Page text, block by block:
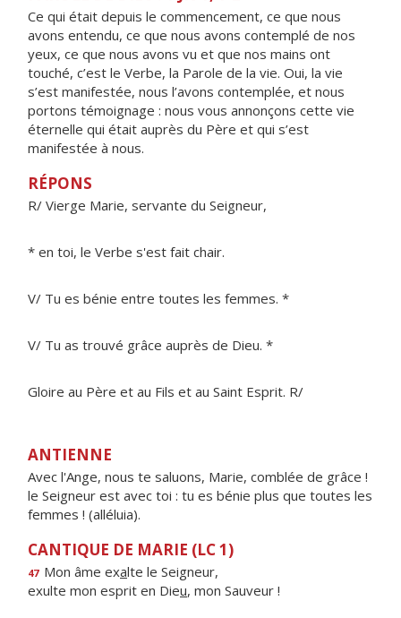
Ce qui était depuis le commencement, ce que nous
avons entendu, ce que nous avons contemplé de nos
yeux, ce que nous avons vu et que nos mains ont
touché, c’est le Verbe, la Parole de la vie. Oui, la vie
s’est manifestée, nous l’avons contemplée, et nous
portons témoignage : nous vous annonçons cette vie
éternelle qui était auprès du Père et qui s’est
manifestée à nous.
RÉPONS
R/ Vierge Marie, servante du Seigneur,
* en toi, le Verbe s'est fait chair.
V/ Tu es bénie entre toutes les femmes. *
V/ Tu as trouvé grâce auprès de Dieu. *
Gloire au Père et au Fils et au Saint Esprit. R/
ANTIENNE
Avec l'Ange, nous te saluons, Marie, comblée de grâce !
le Seigneur est avec toi : tu es bénie plus que toutes les
femmes ! (alléluia).
CANTIQUE DE MARIE (LC 1)
47 Mon âme exalte le Seigneur,
exulte mon esprit en Dieu, mon Sauveur !